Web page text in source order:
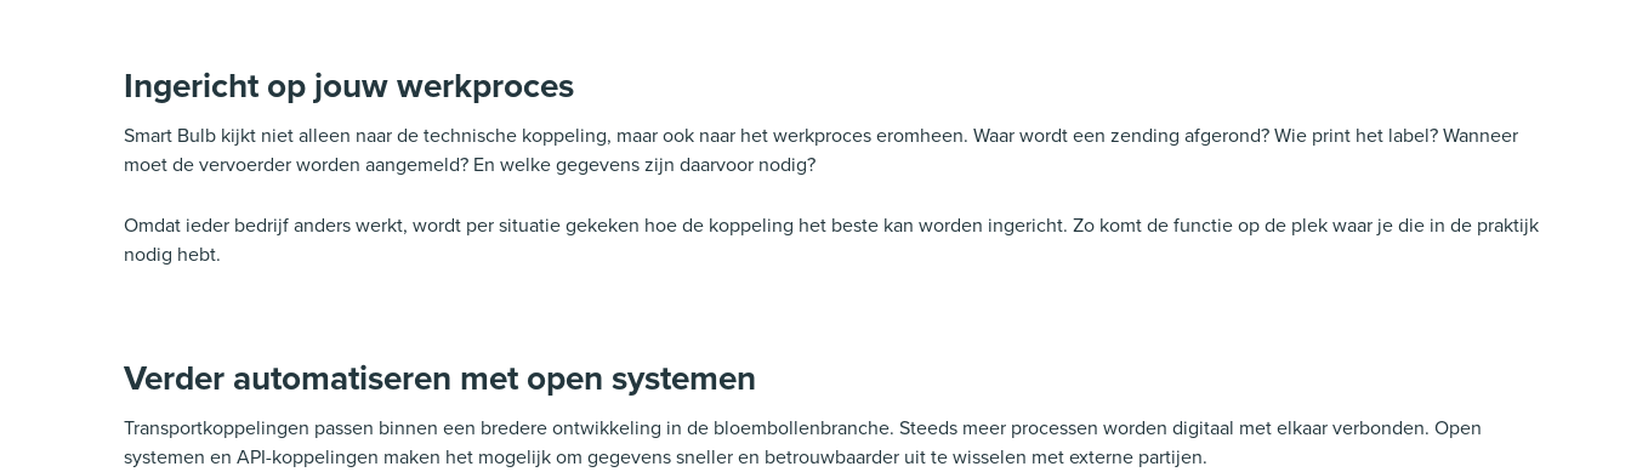
Ingericht op jouw werkproces
Smart Bulb kijkt niet alleen naar de technische koppeling, maar ook naar het werkproces eromheen. Waar wordt een zending afgerond? Wie print het label? Wanneer
moet de vervoerder worden aangemeld? En welke gegevens zijn daarvoor nodig?
Omdat ieder bedrijf anders werkt, wordt per situatie gekeken hoe de koppeling het beste kan worden ingericht. Zo komt de functie op de plek waar je die in de praktijk
nodig hebt.
Verder automatiseren met open systemen
Transportkoppelingen passen binnen een bredere ontwikkeling in de bloembollenbranche. Steeds meer processen worden digitaal met elkaar verbonden. Open
systemen en API-koppelingen maken het mogelijk om gegevens sneller en betrouwbaarder uit te wisselen met externe partijen.